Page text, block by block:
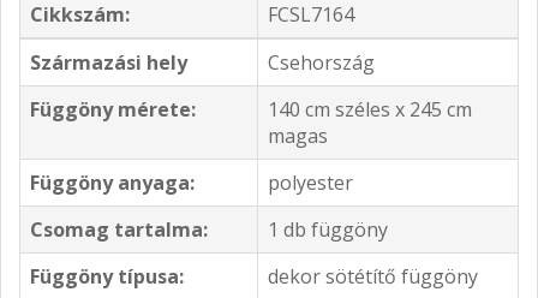
Cikkszám:
FCSL7164
Származási hely
Csehország
Függöny mérete:
140 cm széles x 245 cm
magas
Függöny anyaga:
polyester
Csomag tartalma:
1 db függöny
Függöny típusa:
dekor sötétítő függöny